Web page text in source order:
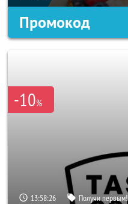
Промокод
-10%
13:58:24 Получи первым!